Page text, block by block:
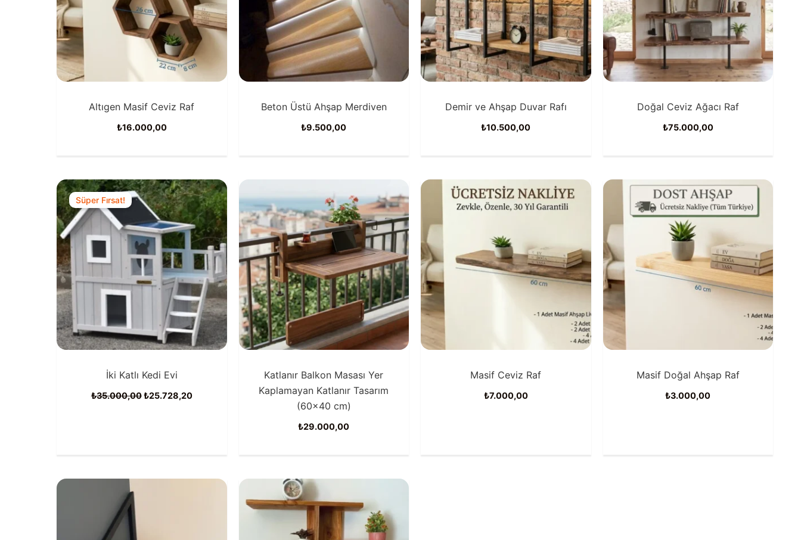
Altıgen Masif Ceviz Raf
₺16.000,00
Beton Üstü Ahşap Merdiven
₺9.500,00
Demir ve Ahşap Duvar Rafı
₺10.500,00
Doğal Ceviz Ağacı Raf
₺75.000,00
Süper Fırsat!
İki Katlı Kedi Evi
₺35.000,00Orijinal
fiyat:
₺25.728,20Şu
Katlanır Balkon Masası Yer
Kaplamayan Katlanır Tasarım
(60×40 cm)
₺29.000,00
Masif Ceviz Raf
₺7.000,00
Masif Doğal Ahşap Raf
₺3.000,00